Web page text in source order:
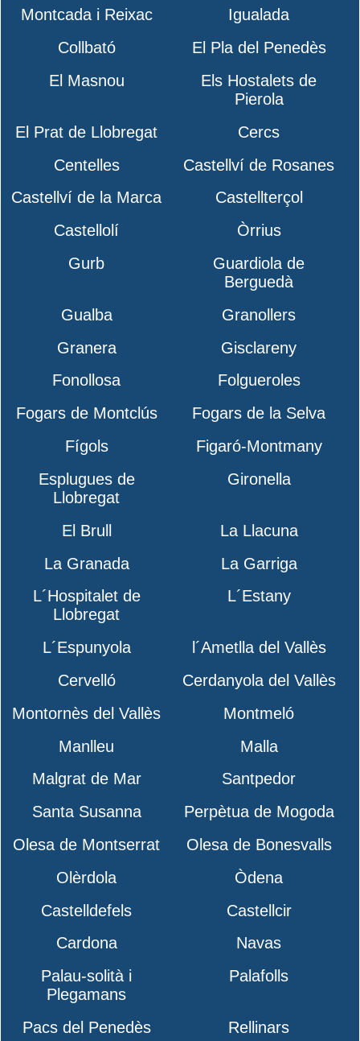
Montcada i Reixac
Igualada
Collbató
El Pla del Penedès
El Masnou
Els Hostalets de
Pierola
El Prat de Llobregat
Cercs
Centelles
Castellví de Rosanes
Castellví de la Marca
Castellterçol
Castellolí
Òrrius
Gurb
Guardiola de
Berguedà
Gualba
Granollers
Granera
Gisclareny
Fonollosa
Folgueroles
Fogars de Montclús
Fogars de la Selva
Fígols
Figaró-Montmany
Esplugues de
Llobregat
Gironella
El Brull
La Llacuna
La Granada
La Garriga
L´Hospitalet de
Llobregat
L´Estany
L´Espunyola
l´Ametlla del Vallès
Cervelló
Cerdanyola del Vallès
Montornès del Vallès
Montmeló
Manlleu
Malla
Malgrat de Mar
Santpedor
Santa Susanna
Perpètua de Mogoda
Olesa de Montserrat
Olesa de Bonesvalls
Olèrdola
Òdena
Castelldefels
Castellcir
Cardona
Navas
Palau-solità i
Plegamans
Palafolls
Pacs del Penedès Rellinars